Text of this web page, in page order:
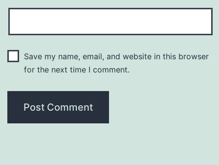
Save my name, email, and website in this browser
for the next time I comment.